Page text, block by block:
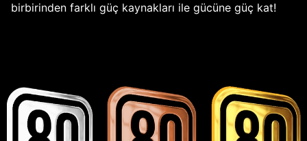
birbirinden farklı güç kaynakları ile gücüne güç kat!